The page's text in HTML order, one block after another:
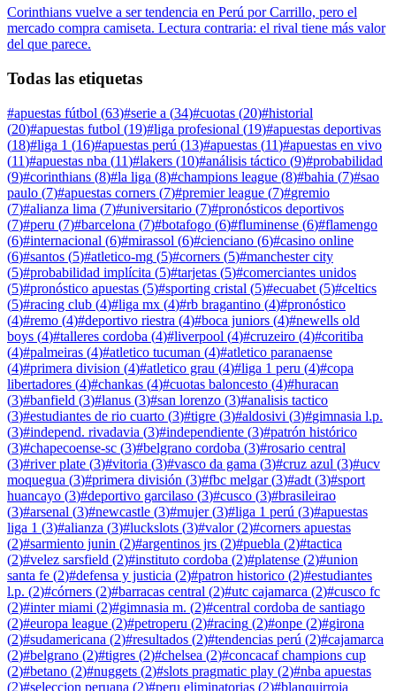
Corinthians vuelve a ser tendencia en Perú por Carrillo, pero el
mercado compra camiseta. Lectura contraria: el rival tiene más valor
del que parece.
Todas las etiquetas
#apuestas fútbol (63)#serie a (34)#cuotas (20)#historial
(20)#apuestas futbol (19)#liga profesional (19)#apuestas deportivas
(18)#liga 1 (16)#apuestas perú (13)#apuestas (11)#apuestas en vivo
(11)#apuestas nba (11)#lakers (10)#análisis táctico (9)#probabilidad
(9)#corinthians (8)#la liga (8)#champions league (8)#bahia (7)#sao
paulo (7)#apuestas corners (7)#premier league (7)#gremio
(7)#alianza lima (7)#universitario (7)#pronósticos deportivos
(7)#peru (7)#barcelona (7)#botafogo (6)#fluminense (6)#flamengo
(6)#internacional (6)#mirassol (6)#cienciano (6)#casino online
(6)#santos (5)#atletico-mg (5)#corners (5)#manchester city
(5)#probabilidad implícita (5)#tarjetas (5)#comerciantes unidos
(5)#pronóstico apuestas (5)#sporting cristal (5)#ecuabet (5)#celtics
(5)#racing club (4)#liga mx (4)#rb bragantino (4)#pronóstico
(4)#remo (4)#deportivo riestra (4)#boca juniors (4)#newells old
boys (4)#talleres cordoba (4)#liverpool (4)#cruzeiro (4)#coritiba
(4)#palmeiras (4)#atletico tucuman (4)#atletico paranaense
(4)#primera division (4)#atletico grau (4)#liga 1 peru (4)#copa
libertadores (4)#chankas (4)#cuotas baloncesto (4)#huracan
(3)#banfield (3)#lanus (3)#san lorenzo (3)#analisis tactico
(3)#estudiantes de rio cuarto (3)#tigre (3)#aldosivi (3)#gimnasia l.p.
(3)#independ. rivadavia (3)#independiente (3)#patrón histórico
(3)#chapecoense-sc (3)#belgrano cordoba (3)#rosario central
(3)#river plate (3)#vitoria (3)#vasco da gama (3)#cruz azul (3)#ucv
moquegua (3)#primera división (3)#fbc melgar(3)#adt (3)#sport
huancayo (3)#deportivo garcilaso (3)#cusco (3)#brasileirao
(3)#arsenal (3)#newcastle (3)#mujer(3)#liga 1 perú (3)#apuestas
liga 1 (3)#alianza (3)#luckslots (3)#valor(2)#corners apuestas
(2)#sarmiento junin (2)#argentinos jrs (2)#puebla (2)#tactica
(2)#velez sarsfield (2)#instituto cordoba (2)#platense (2)#union
santa fe (2)#defensa y justicia (2)#patron historico (2)#estudiantes
l.p. (2)#córners (2)#barracas central (2)#utc cajamarca (2)#cusco fc
(2)#inter miami (2)#gimnasia m. (2)#central cordoba de santiago
(2)#europa league (2)#petroperu (2)#racing (2)#onpe (2)#girona
(2)#sudamericana (2)#resultados (2)#tendencias perú (2)#cajamarca
(2)#belgrano (2)#tigres (2)#chelsea (2)#concacaf champions cup
(2)#betano (2)#nuggets (2)#slots pragmatic play (2)#nba apuestas
(2)#seleccion peruana (2)#peru eliminatorias (2)#blanquirroja